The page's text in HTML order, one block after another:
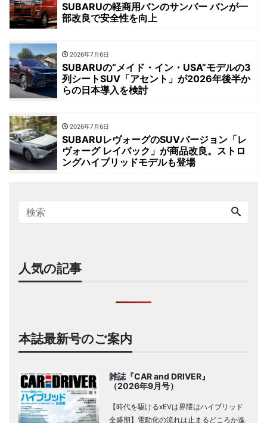
SUBARUの軽商用バンのサンバー バンが一
部改良で安全性を向上
2026年7月6日
SUBARUの“メイド・イン・USA”モデルの3
列シートSUV「アセント」が2026年後半か
らの日本導入を検討
2026年7月6日
SUBARUレヴォーグのSUVバージョン「レ
ヴォーグ レイバック」が商品改良。ストロ
ングハイブリッドモデルも登場
人気の記事
本誌最新号のご案内
雑誌『CAR and DRIVER』
（2026年9月号）
【時代を駆けるxEVは界隈はハイブリッド
全盛期】電動化の流れは止まるどころか進